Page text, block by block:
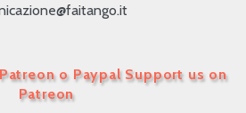
o Paypal Support us on
Patreon